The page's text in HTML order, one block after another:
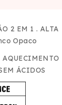
2 EM 1 . ALTA
Opaco
ÁCIDOS